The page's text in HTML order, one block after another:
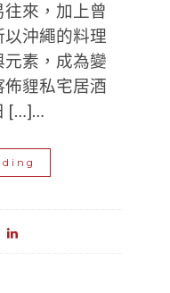
來，加上曾
沖繩的料理
素，成為變
貍私宅居酒
[…]…